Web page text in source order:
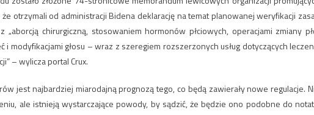
otrzymali od administracji Bidena deklarację na temat planowanej weryfikacji
chirurgiczną, stosowaniem hormonów płciowych, operacjami zmiany
modyfikacjami głosu – wraz z szeregiem rozszerzonych usług dotyczących
– wylicza portal Crux.
jest najbardziej miarodajną prognozą tego, co będą zawierały nowe regulacje.
ale istnieją wystarczające powody, by sądzić, że będzie ono podobne do